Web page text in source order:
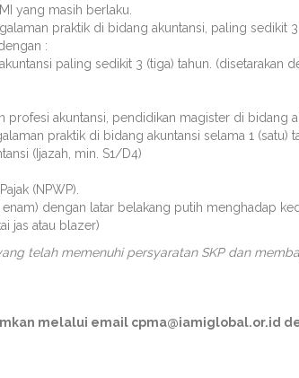
yang masih berlaku.
praktik di bidang akuntansi, paling sedikit
:
paling sedikit 3 (tiga) tahun. (disetarakan
profesi akuntansi, pendidikan magister di bidang
praktik di bidang akuntansi selama 1 (satu)
(Ijazah, min. S1/D4)
(NPWP).
dengan latar belakang putih menghadap
jas atau blazer)
telah memenuhi persyaratan SKP dan
melalui email cpma@iamiglobal.or.id